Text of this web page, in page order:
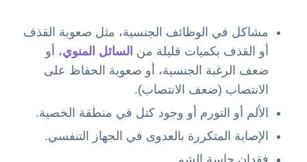
مشاكل في الوظائف الجنسية، مثل صعوبة القذف
أو القذف بكميات قليلة من السائل المنوي، أو
ضعف الرغبة الجنسية، أو صعوبة الحفاظ على
الانتصاب (ضعف الانتصاب).
الألم أو التورم أو وجود كتل في منطقة الخصية.
الإصابة المتكررة بالعدوى في الجهاز التنفسي.